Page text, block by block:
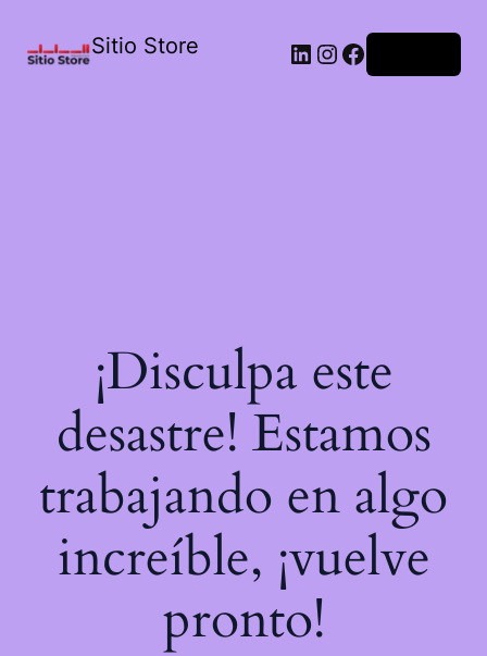
Sitio Store
¡Disculpa este
desastre! Estamos
trabajando en algo
increíble, ¡vuelve
pronto!